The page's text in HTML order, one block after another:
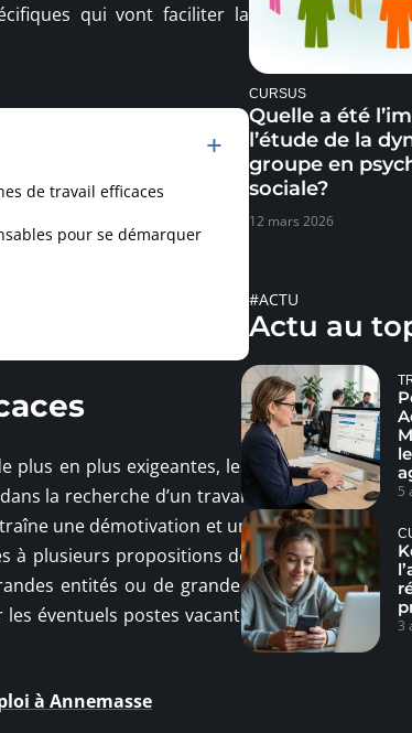
qui vont faciliter la
de travail efficaces
pour se démarquer
plus en plus exigeantes, les
la recherche d’un travail
une démotivation et un
à plusieurs propositions de
entités ou de grandes
éventuels postes vacants
à Annemasse
CURSUS
Quelle a été
l’étude de la
groupe en
sociale?
12 mars 2026
#ACTU
Actu au
5
3